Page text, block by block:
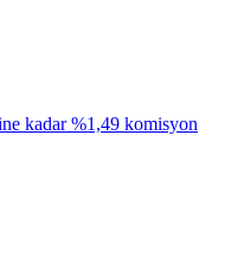
kadar %1,49 komisyon